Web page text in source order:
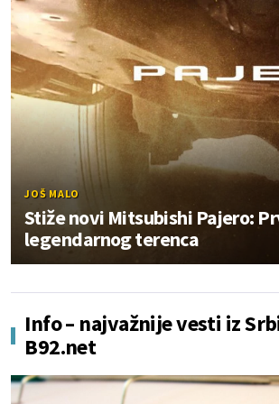
JOŠ MALO
Stiže novi Mitsubishi Pajero:
legendarnog terenca
Info – najvažnije vesti iz
B92.net